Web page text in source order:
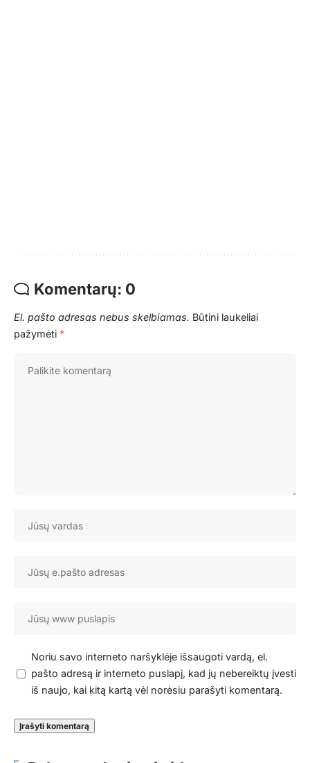
Komentarų: 0
El. pašto adresas nebus skelbiamas. Būtini laukeliai
pažymėti *
Noriu savo interneto naršyklėje išsaugoti vardą, el.
pašto adresą ir interneto puslapį, kad jų nebereiktų įvesti
iš naujo, kai kitą kartą vėl norėsiu parašyti komentarą.